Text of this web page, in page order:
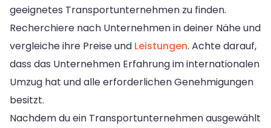
geeignetes Transportunternehmen zu finden.
Recherchiere nach Unternehmen in deiner Nähe und
vergleiche ihre Preise und Leistungen. Achte darauf,
dass das Unternehmen Erfahrung im internationalen
Umzug hat und alle erforderlichen Genehmigungen
besitzt.
Nachdem du ein Transportunternehmen ausgewählt